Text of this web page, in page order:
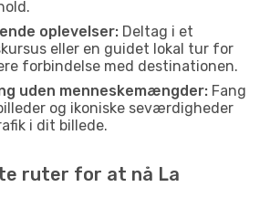
oplevelser: Deltag i et
eller en guidet lokal tur for
forbindelse med destinationen.
uden menneskemængder: Fang
og ikoniske seværdigheder
i dit billede.
ruter for at nå La